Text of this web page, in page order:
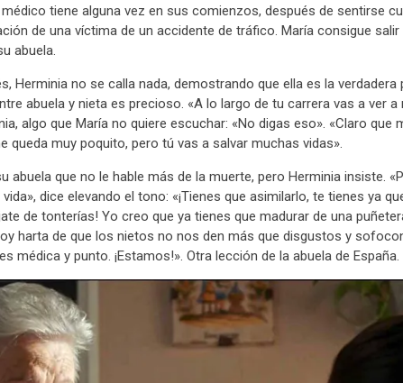
tiene alguna vez en sus comienzos, después de sentirse
de una víctima de un accidente de tráfico. María consigue salir
abuela.
Herminia no se calla nada, demostrando que ella es la
abuela y nieta es precioso. «A lo largo de tu carrera vas a ver
algo que María no quiere escuchar: «No digas eso». «Claro que
queda muy poquito, pero tú vas a salvar muchas vidas».
abuela que no le hable más de la muerte, pero Herminia insiste.
dice elevando el tono: «¡Tienes que asimilarlo, te tienes ya
de tonterías! Yo creo que ya tienes que madurar de una
harta de que los nietos no nos den más que disgustos y
médica y punto. ¡Estamos!». Otra lección de la abuela de España.